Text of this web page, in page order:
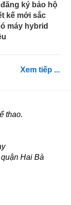
ký bảo hộ
kế mới sắc
máy hybrid
Xem tiếp ...
thao.
Hai Bà